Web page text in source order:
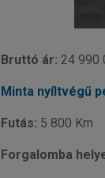
Bruttó ár: 24 990
Minta nyíltvégű
Futás: 5 800 Km
Forgalomba